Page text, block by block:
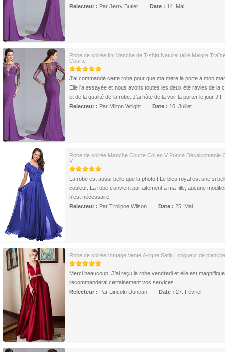
Relecteur : Par Jerry Butler Date : 14. Mai
Robe de soirée fin Manche de T-shirt Naturel taille Maigre
Courte
J'ai commandé cette robe pour que ma mère la porte à mon
Elle l'a essayée et nous avons toutes les deux été ravies de la
et de la qualité de la robe. J'ai hâte de la voir la porter le jour J !
Relecteur : Par Milton Wright Date : 10. Juillet
Robe de soirée Manche Courte Col en V Foncé Décalcomanie
V
La robe est aussi belle que la photo ! Le bleu royal est une si
couleur. La robe convient parfaitement à ma fille, aucune
n'est nécessaire.
Relecteur : Par Trollpoe Wilson Date : 25. Mai
Robe de soirée Vintage Vente A-ligne Satin Longueur de
Merci beaucoup! J'ai reçu la robe vendredi et elle est
recommanderai certainement vos services.
Relecteur : Par Lincoln Duncan Date : 27. Février